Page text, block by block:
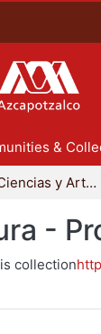
&
División de Ciencias y Artes para el Diseño
-
collection